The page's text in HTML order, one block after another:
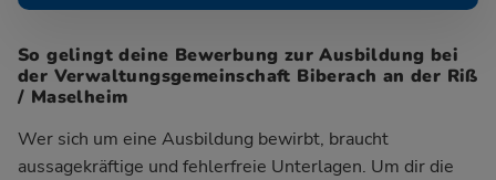
So gelingt deine Bewerbung zur Ausbildung bei
der Verwaltungsgemeinschaft Biberach an der Riß
/ Maselheim
Wer sich um eine Ausbildung bewirbt, braucht
aussagekräftige und fehlerfreie Unterlagen. Um dir die